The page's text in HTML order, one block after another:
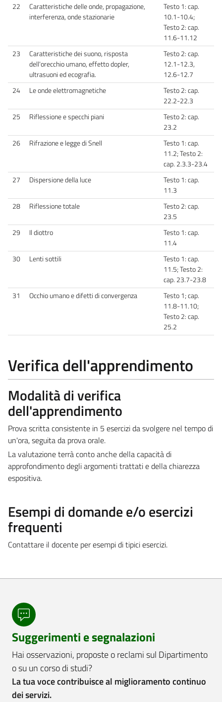
22
Caratteristiche delle onde, propagazione,
interferenza, onde stazionarie
Testo 1: cap.
10.1-10.4;
Testo 2: cap.
11.6-11.12
23
Caratteristiche dei suono, risposta
dell'orecchio umano, effetto dopler,
ultrasuoni ed ecografia.
Testo 2: cap.
12.1-12.3,
12.6-12.7
24
Le onde elettromagnetiche
Testo 2: cap.
22.2-22.3
25
Riflessione e specchi piani
Testo 2: cap.
23.2
26
Rifrazione e legge di Snell
Testo 1: cap.
11.2; Testo 2:
cap. 2.3.3-23.4
27
Dispersione della luce
Testo 1: cap.
11.3
28
Riflessione totale
Testo 2: cap.
23.5
29
Il diottro
Testo 1: cap.
11.4
30
Lenti sottili
Testo 1: cap.
11.5; Testo 2:
cap. 23.7-23.8
31
Occhio umano e difetti di convergenza
Testo 1; cap.
11.8-11.10;
Testo 2: cap.
25.2
Verifica dell'apprendimento
Modalità di verifica
dell'apprendimento
Prova scritta consistente in 5 esercizi da svolgere nel tempo di
un'ora, seguita da prova orale.
La valutazione terrà conto anche della capacità di
approfondimento degli argomenti trattati e della chiarezza
espositiva.
Esempi di domande e/o esercizi
frequenti
Contattare il docente per esempi di tipici esercizi.
Suggerimenti e segnalazioni
Hai osservazioni, proposte o reclami sul Dipartimento
o su un corso di studi?
La tua voce contribuisce al miglioramento continuo
dei servizi.